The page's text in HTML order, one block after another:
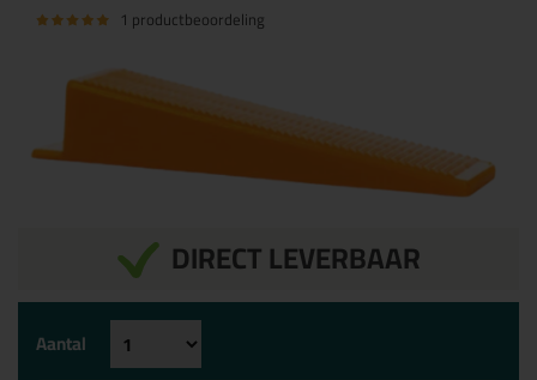
1 productbeoordeling
DIRECT LEVERBAAR
Aantal